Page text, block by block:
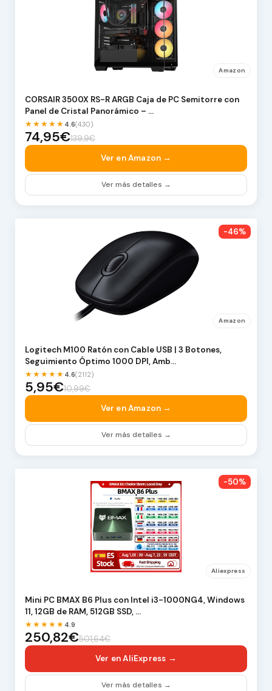
Amazon
CORSAIR 3500X RS-R ARGB Caja de PC Semitorre con
Panel de Cristal Panorámico – …
★★★★★ 4.6(430)
74,95€139,9€
Ver en Amazon →
Ver más detalles →
-46%
Amazon
Logitech M100 Ratón con Cable USB | 3 Botones,
Seguimiento Óptimo 1000 DPI, Amb…
★★★★★ 4.6(2112)
5,95€10,99€
Ver en Amazon →
Ver más detalles →
-50%
Aliexpress
Mini PC BMAX B6 Plus con Intel i3-1000NG4, Windows
11, 12GB de RAM, 512GB SSD, …
★★★★★ 4.9
250,82€501,64€
Ver en AliExpress →
Ver más detalles →